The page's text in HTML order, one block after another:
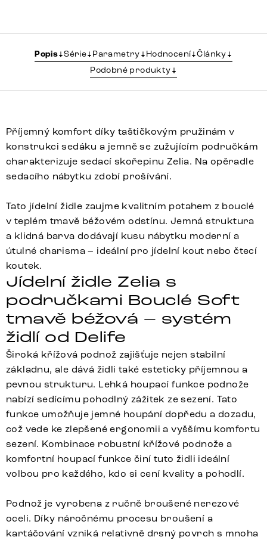
Popis Série Parametry Hodnocení Články
Podobné produkty
Příjemný komfort díky taštičkovým pružinám v
konstrukci sedáku a jemně se zužujícím područkám
charakterizuje sedací skořepinu Zelia. Na opěradle
sedacího nábytku zdobí prošívání.
Tato jídelní židle zaujme kvalitním potahem z bouclé
v teplém tmavě béžovém odstínu. Jemná struktura
a klidná barva dodávají kusu nábytku moderní a
útulné charisma – ideální pro jídelní kout nebo čtecí
koutek.
Jídelní židle Zelia s
područkami Bouclé Soft
tmavě béžová – systém
židlí od Delife
Široká křížová podnož zajišťuje nejen stabilní
základnu, ale dává židli také esteticky příjemnou a
pevnou strukturu. Lehká houpací funkce podnože
nabízí sedícímu pohodlný zážitek ze sezení. Tato
funkce umožňuje jemné houpání dopředu a dozadu,
což vede ke zlepšené ergonomii a vyššímu komfortu
sezení. Kombinace robustní křížové podnože a
komfortní houpací funkce činí tuto židli ideální
volbou pro každého, kdo si cení kvality a pohodlí.
Podnož je vyrobena z ručně broušené nerezové
oceli. Díky náročnému procesu broušení a
kartáčování vzniká relativně drsný povrch s mnoha